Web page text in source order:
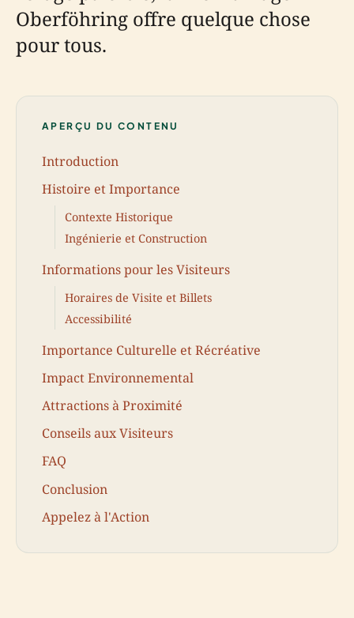
Oberföhring offre quelque chose
pour tous.
APERÇU DU CONTENU
Introduction
Histoire et Importance
Contexte Historique
Ingénierie et Construction
Informations pour les Visiteurs
Horaires de Visite et Billets
Accessibilité
Importance Culturelle et Récréative
Impact Environnemental
Attractions à Proximité
Conseils aux Visiteurs
FAQ
Conclusion
Appelez à l'Action